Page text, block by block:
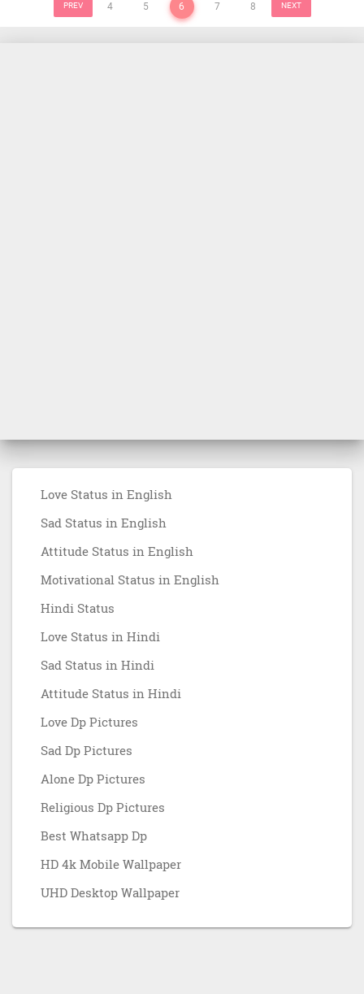
PREV 4 5 6 7 8 NEXT
Love Status in English
Sad Status in English
Attitude Status in English
Motivational Status in English
Hindi Status
Love Status in Hindi
Sad Status in Hindi
Attitude Status in Hindi
Love Dp Pictures
Sad Dp Pictures
Alone Dp Pictures
Religious Dp Pictures
Best Whatsapp Dp
HD 4k Mobile Wallpaper
UHD Desktop Wallpaper